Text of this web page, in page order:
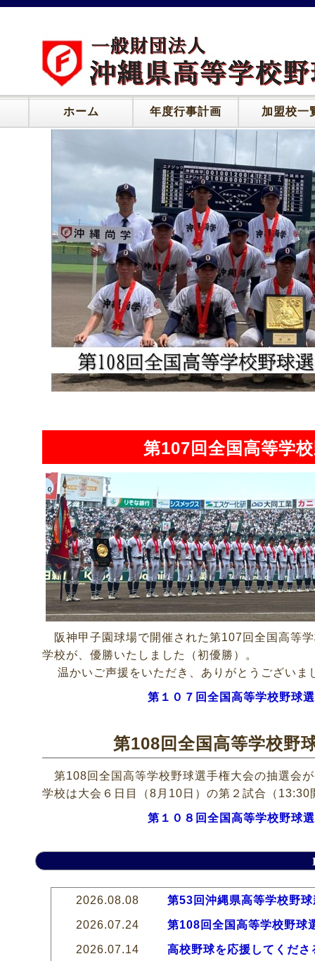
ホーム 年度行事計画 加盟校一
第107回全国高等学
阪神甲子園球場で開催された第107回全国高等
学校が、優勝いたしました（初優勝）。
温かいご声援をいただき、ありがとうございま
第１０７回全国高等学校野球
第108回全国高等学校野
第108回全国高等学校野球選手権大会の抽選会
学校は大会６日目（8月10日）の第２試合（
第１０８回全国高等学校野球
2026.08.08 第53回沖縄県高等学校野
2026.07.24 第108回全国高等学校野球
2026.07.14 高校野球を応援してくださ